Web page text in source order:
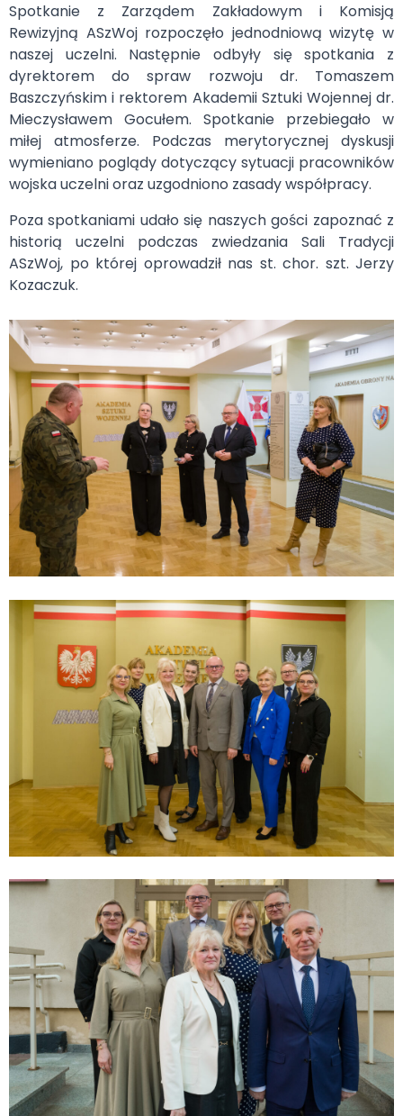
Spotkanie z Zarządem Zakładowym i Komisją
Rewizyjną ASzWoj rozpoczęło jednodniową wizytę w
naszej uczelni. Następnie odbyły się spotkania z
dyrektorem do spraw rozwoju dr. Tomaszem
Baszczyńskim i rektorem Akademii Sztuki Wojennej dr.
Mieczysławem Gocułem. Spotkanie przebiegało w
miłej atmosferze. Podczas merytorycznej dyskusji
wymieniano poglądy dotyczący sytuacji pracowników
wojska uczelni oraz uzgodniono zasady współpracy.
Poza spotkaniami udało się naszych gości zapoznać z
historią uczelni podczas zwiedzania Sali Tradycji
ASzWoj, po której oprowadził nas st. chor. szt. Jerzy
Kozaczuk.